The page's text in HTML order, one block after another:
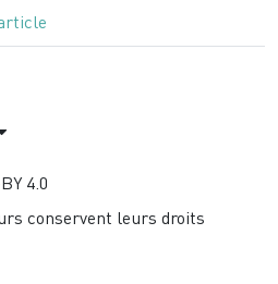
4.0
conservent leurs droits